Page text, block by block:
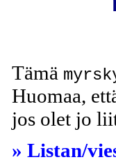
Tämä
Huomaa,
jos olet jo
» Listan/